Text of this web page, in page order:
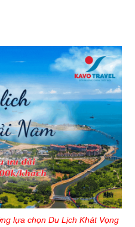
lựa chọn Du Lịch Khát Vọng